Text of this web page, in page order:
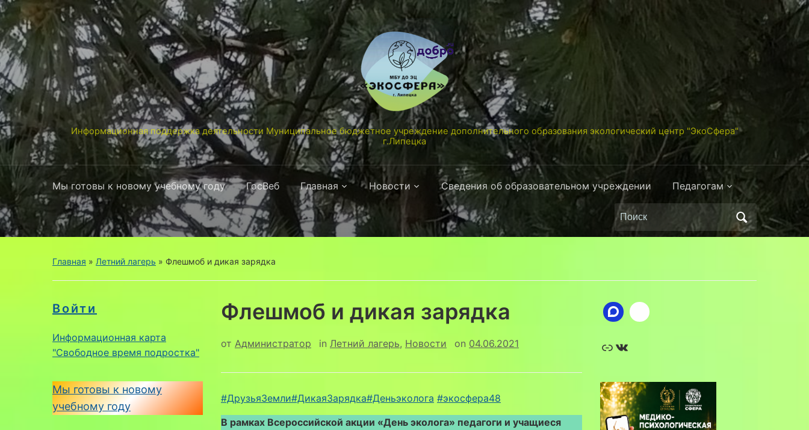
Информационная поддержка деятельности Муниципальное бюджетное учреждение дополнительного образования экологический центр "ЭкоСфера"
г.Липецка
Мы готовы к новому учебному году ГосВеб Главная Новости Сведения об образовательном учреждении Педагогам
Поиск
по:
Главная » Летний лагерь » Флешмоб и дикая зарядка
Войти
Информационная карта
"Свободное время подростка"
Мы готовы к новому
учебному году
Флешмоб и дикая зарядка
от Администратор in Летний лагерь, Новости on 04.06.2021
#ДрузьяЗемли#ДикаяЗарядка#Деньэколога #экосфера48
В рамках Всероссийской акции «День эколога» педагоги и учащиеся
Ссылка